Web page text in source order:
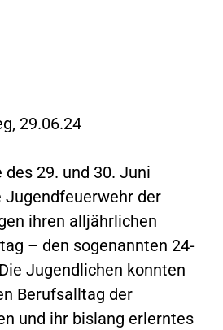
29.06.24
29. und 30. Juni
der
ihren alljährlichen
– den sogenannten 24-
Jugendlichen konnten
Berufsalltag der
und ihr bislang erlerntes